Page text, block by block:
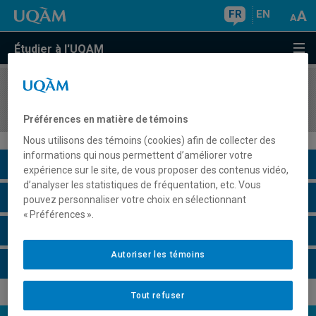
FR EN
Étudier à l'UQAM
COURS//
Description du cours
Horaire - Été 2026
Préférences en matière de témoins
Nous utilisons des témoins (cookies) afin de collecter des
informations qui nous permettent d’améliorer votre
expérience sur le site, de vous proposer des contenus vidéo,
d’analyser les statistiques de fréquentation, etc. Vous
pouvez personnaliser votre choix en sélectionnant
« Préférences ».
Tout refuser
Autoriser les témoins